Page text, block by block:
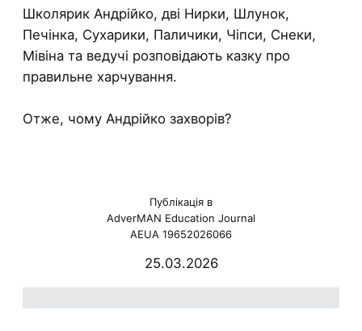
Школярик Андрійко, дві Нирки, Шлунок,
Печінка, Сухарики, Паличики, Чіпси, Снеки,
Мівіна та ведучі розповідають казку про
правильне харчування.
Отже, чому Андрійко захворів?
Публікація в
AdverMAN Education Journal
AEUA 19652026066
25.03.2026